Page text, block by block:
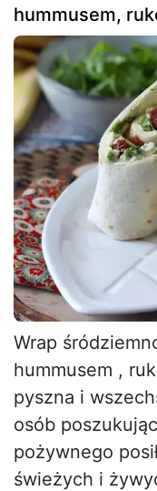
hummusem,
Wrap
hummusem ,
pyszna i
osób
pożywnego
świeżych i